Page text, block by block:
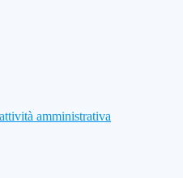
amministrativa